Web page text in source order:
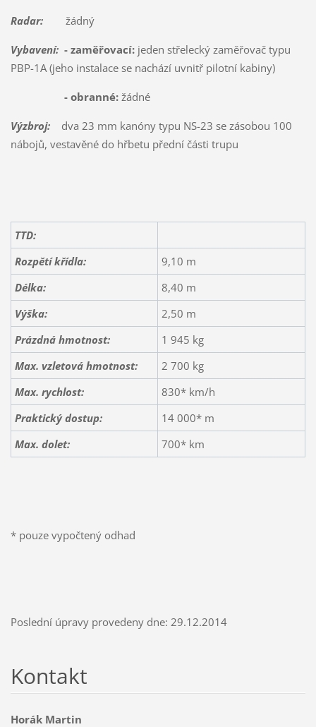
Radar:žádný
Vybavení: - zaměřovací:jeden střelecký zaměřovač typu
PBP-1A (jeho instalace se nachází uvnitř pilotní kabiny)
- obranné:žádné
Výzbroj:dva 23 mm kanóny typu NS-23 se zásobou 100
nábojů, vestavěné do hřbetu přední části trupu
TTD:
Rozpětí křídla:
9,10 m
Délka:
8,40 m
Výška:
2,50 m
Prázdná hmotnost:
1 945 kg
Max. vzletová hmotnost:
2 700 kg
Max. rychlost:
830* km/h
Praktický dostup:
14 000* m
Max. dolet:
700* km
* pouze vypočtený odhad
Poslední úpravy provedeny dne: 29.12.2014
Kontakt
Horák Martin